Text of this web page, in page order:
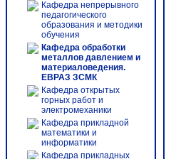
Кафедра непрерывного
педагогического
образования и методики
обучения
Кафедра обработки
металлов давлением и
материаловедения.
ЕВРАЗ ЗСМК
Кафедра открытых
горных работ и
электромеханики
Кафедра прикладной
математики и
информатики
Кафедра прикладных